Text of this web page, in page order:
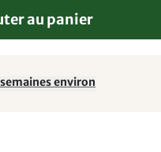
au panier
environ